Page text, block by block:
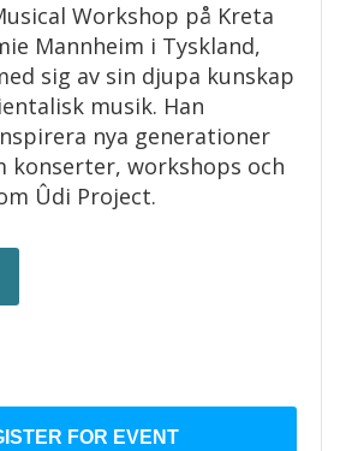
Workshop på Kreta
Mannheim i Tyskland,
sig av sin djupa kunskap
musik. Han
nya generationer
konserter, workshops och
Ûdi Project.
FOR EVENT